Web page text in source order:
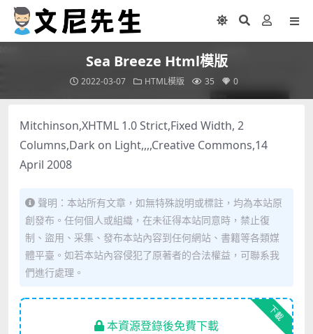
Sea Breeze Html模版
2022-03-07 HTML模版 35 0
Mitchinson,XHTML 1.0 Strict,Fixed Width, 2
Columns,Dark on Light,,,,Creative Commons,14
April 2008
聲明：本站所有文章，如無特殊說明或標註，均為本站原
創發布。任何個人或組織，在未征得本站同意時，禁止復
制、盜用、采集、發布本站內容到任何網站、書籍等各類媒
體平臺。如若本站內容侵犯了原著者的合法權益，可聯系我
們進行處理。
下載
本資源登錄後免費下載